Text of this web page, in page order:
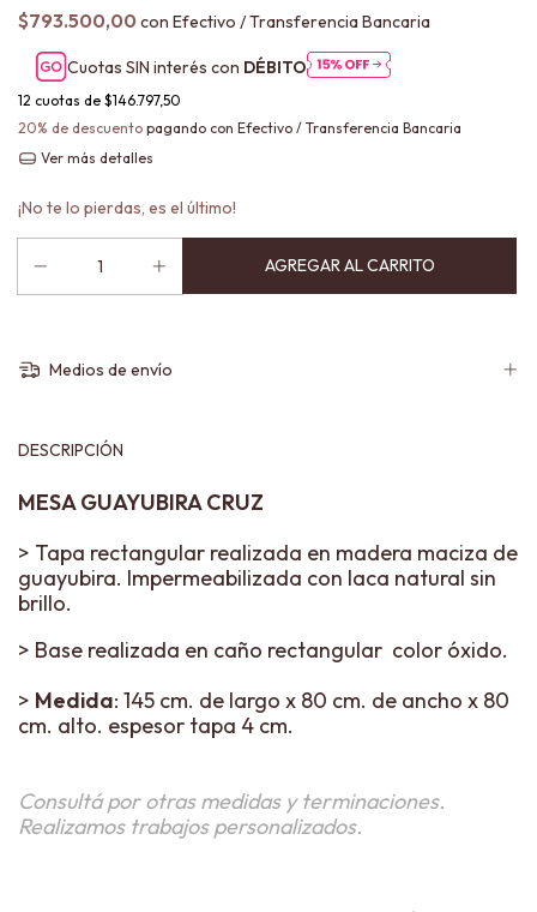
$793.500,00 con Efectivo / Transferencia Bancaria
Cuotas SIN interés con DÉBITO
12 cuotas de $146.797,50
20% de descuento pagando con Efectivo / Transferencia Bancaria
Ver más detalles
¡No te lo pierdas, es el último!
Medios de envío
DESCRIPCIÓN
MESA GUAYUBIRA CRUZ
> Tapa rectangular realizada en madera maciza de
guayubira. Impermeabilizada con laca natural sin
brillo.
> Base realizada en caño rectangular color óxido.
> Medida: 145 cm. de largo x 80 cm. de ancho x 80
cm. alto. espesor tapa 4 cm.
Consultá por otras medidas y terminaciones.
Realizamos trabajos personalizados.